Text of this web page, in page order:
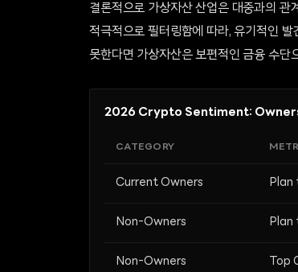
결론적으로 가상자산 산업은 대중과의
적극적으로 필터링함에 따라, 유기적인
못한다면 가상자산은 보편적인 금융 수단
2026 Crypto Sentiment:
CATEGORY
Current Owners Plan
Non-Owners Plan
Non-Owners Top